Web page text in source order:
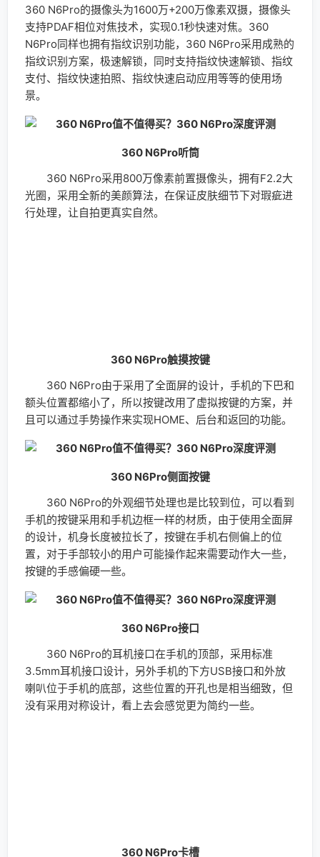
360 N6Pro的摄像头为1600万+200万像素双摄，摄像头
支持PDAF相位对焦技术，实现0.1秒快速对焦。360
N6Pro同样也拥有指纹识别功能，360 N6Pro采用成熟的
指纹识别方案，极速解锁，同时支持指纹快速解锁、指纹
支付、指纹快速拍照、指纹快速启动应用等等的使用场
景。
360 N6Pro听筒
360 N6Pro采用800万像素前置摄像头，拥有F2.2大
光圈，采用全新的美颜算法，在保证皮肤细节下对瑕疵进
行处理，让自拍更真实自然。
360 N6Pro侧面按键
360 N6Pro的外观细节处理也是比较到位，可以看到
手机的按键采用和手机边框一样的材质，由于使用全面屏
的设计，机身长度被拉长了，按键在手机右侧偏上的位
按键的手感偏硬一些。
360 N6Pro接口
360 N6Pro的耳机接口在手机的顶部，采用标准
3.5mm耳机接口设计，另外手机的下方USB接口和外放
喇叭位于手机的底部，这些位置的开孔也是相当细致，但
360 N6Pro卡槽
360 N6Pro采用侧面卡槽设计，支持双卡双待功能，
也支持SD卡扩展手机储存，360 N6Pro支持全网通，支
360 N6Pro使用5.99英寸全面屏